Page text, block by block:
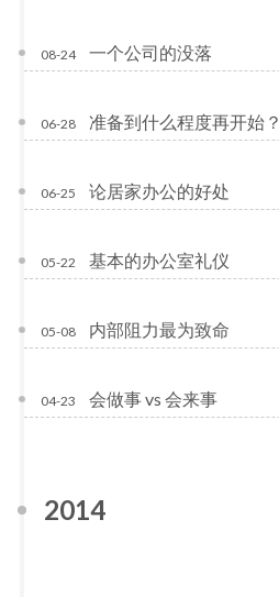
08-24 一个公司的没落
06-28 准备到什么程度再开始？
06-25 论居家办公的好处
05-22 基本的办公室礼仪
05-08 内部阻力最为致命
04-23 会做事 vs 会来事
2014